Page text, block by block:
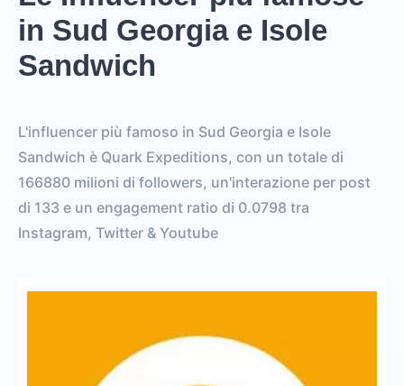
in Sud Georgia e Isole
Sandwich
L'influencer più famoso in Sud Georgia e Isole
Sandwich è Quark Expeditions, con un totale di
166880 milioni di followers, un'interazione per post
di 133 e un engagement ratio di 0.0798 tra
Instagram, Twitter & Youtube